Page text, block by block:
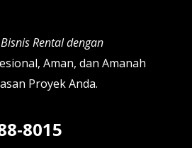
Rental dengan
Aman, dan Amanah
Proyek Anda.
8015